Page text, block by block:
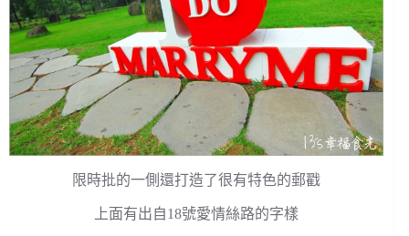
限時批的一側還打造了很有特色的郵戳
上面有出自18號愛情絲路的字樣